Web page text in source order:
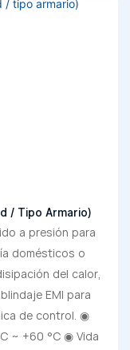
/ Tipo Armario)
a presión para
domésticos o
del calor,
EMI para
de control. ◉
~ +60 °C ◉ Vida